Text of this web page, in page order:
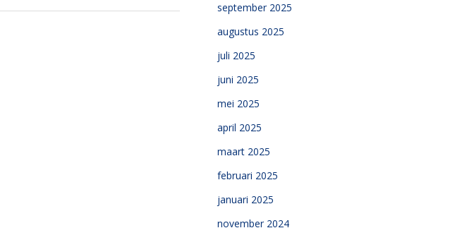
september 2025
augustus 2025
juli 2025
juni 2025
mei 2025
april 2025
maart 2025
februari 2025
januari 2025
november 2024